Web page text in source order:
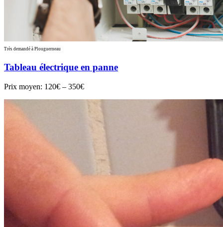
Très demandé à Plouguerneau
Tableau électrique en panne
Prix moyen: 120€ – 350€